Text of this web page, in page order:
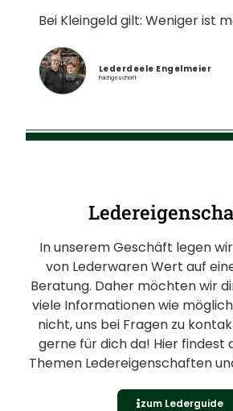
Bei Kleingeld gilt: Weniger ist
Lederdeele Engelmeier
Fachgeschäft
In unserem Geschäft legen
von Lederwaren Wert auf
Beratung. Daher möchten wir
viele Informationen wie
nicht, uns bei Fragen zu
gerne für dich da! Hier findest
Themen Ledereigenschaften
zum Lederguide